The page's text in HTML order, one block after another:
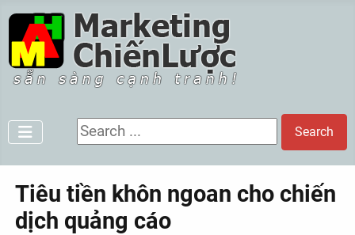
Search ... Search
Tiêu tiền khôn ngoan cho chiến
dịch quảng cáo